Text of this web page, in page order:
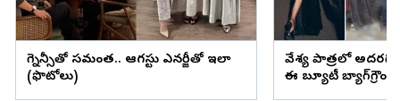
ప్రెగ్నెన్సీతో సమంత.. ఆగస్టు ఎనర్జీతో ఇలా
(ఫొటోలు)
వేశ్య పాత్రలో
ఈ బ్యూటీ